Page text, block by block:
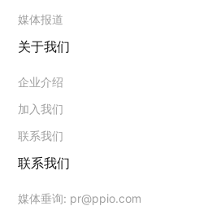
媒体报道
关于我们
企业介绍
加入我们
联系我们
联系我们
媒体垂询: pr@ppio.com